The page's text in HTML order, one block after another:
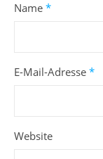
Name *
E-Mail-Adresse *
Website